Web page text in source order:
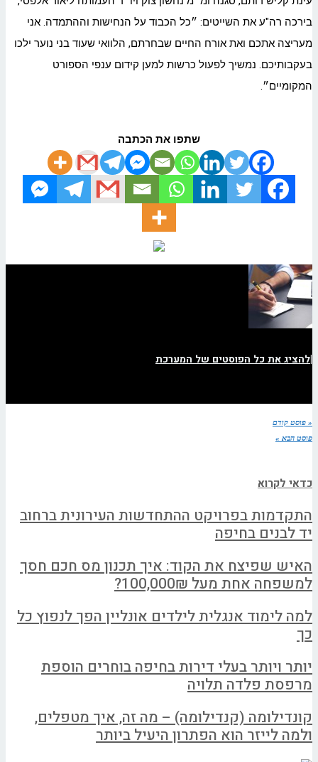
בירכה רה"ע את השייטים: ״כל הכבוד על הנחישות וההתמדה. אני
מעריצה אתכם ואת אורח החיים שבחרתם, הלוואי שעוד בני נוער ילכו
בעקבותיכם. נמשיך לפעול כרשות למען קידום ענפי הספורט
המקומיים״.
שתפו את הכתבה
|להציג את כל הפוסטים של המערכת
« פוסט קודם
פוסט הבא »
כדאי לקרוא
התקדמות בפרויקט ההתחדשות העירונית ברחוב
יד לבנים בחיפה
האיש שפיצח את הקוד: איך תכנון מס חכם חסך
למשפחה אחת מעל 100,000₪?
למה לימוד אנגלית לילדים אונליין הפך לנפוץ כל
כך
יותר ויותר בעלי דירות בחיפה בוחרים הוספת
מרפסת פלדה תלויה
קונדילומה (קנדילומה) – מה זה, איך מטפלים,
ולמה לייזר הוא הפתרון היעיל ביותר